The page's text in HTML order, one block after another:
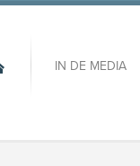
IN DE MEDIA